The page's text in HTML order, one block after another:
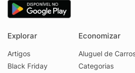
Explorar
Artigos
Black Friday
Economizar
Aluguel de
Categorias